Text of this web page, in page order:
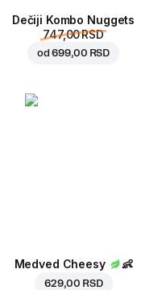
Dečiji Kombo Nuggets
747,00 RSD
od699,00 RSD
Medved Cheesy 👶
629,00 RSD